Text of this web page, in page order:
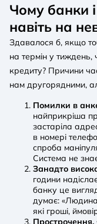
Чому банки
навіть на
Здавалося б, якщо
на термін у
кредиту? Причини
нам другорядними,
Помилки в
найприкріша
застаріла
в номері
спроба
Система не
Занадто
години
банку це
думає: «Людина
які гроші,
Прострочення,